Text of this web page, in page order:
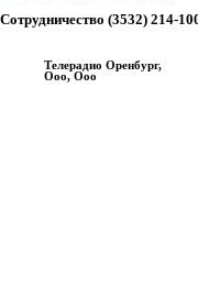
Сотрудничество (3532) 214-
Телерадио Оренбург,
Ооо, Ооо